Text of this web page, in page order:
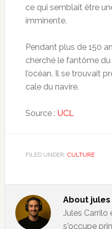
ce qui semblait être
imminente.
Pendant plus de 150
cherché le fantôme
l’océan. Il se trouvait
cale du navire.
Source : UCL
FILED UNDER: CULTURE
About jules
Jules Carrilo
s'occupe